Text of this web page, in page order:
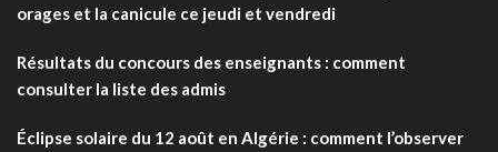
orages et la canicule ce jeudi et vendredi
Résultats du concours des enseignants : comment
consulter la liste des admis
Éclipse solaire du 12 août en Algérie : comment l’observer